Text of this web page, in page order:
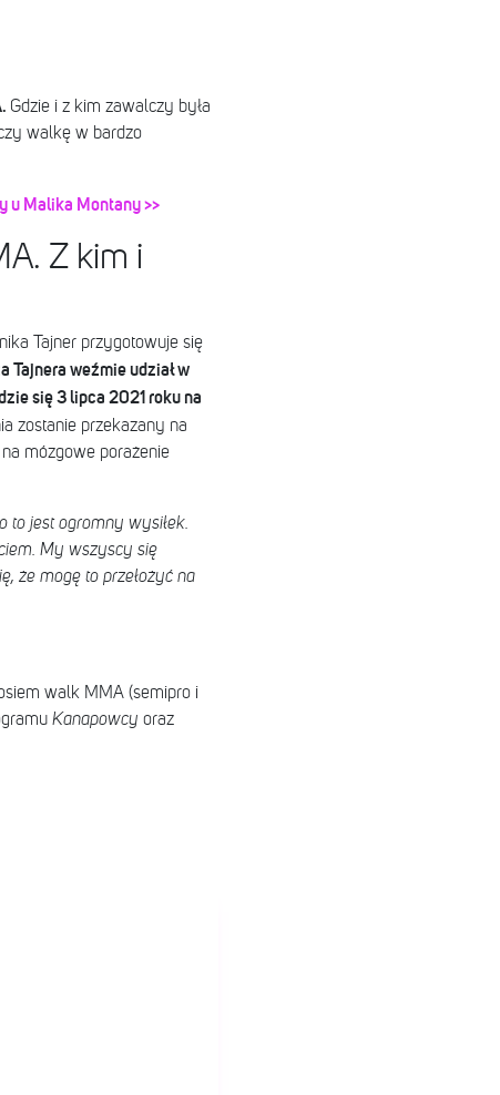
Gdzie i z kim zawalczy była
walkę w bardzo
u Malika Montany >>
Z kim i
Tajner przygotowuje się
Tajnera weźmie udział w
się 3 lipca 2021 roku na
zostanie przekazany na
mózgowe porażenie
to jest ogromny wysiłek.
My wszyscy się
że mogę to przełożyć na
walk MMA (semipro i
Kanapowcy oraz